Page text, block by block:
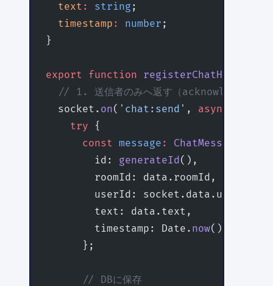
  text
: string ;
  timestamp
: number ;
}
export function registerChatHandlers
// 1. 送信者のみへ返す（
  socket.
on( 'chat:send' , async
    try
{
      const
message : ChatMessage
        id:
generateId(),
        roomId: data.roomId,
        userId: socket.data.userId,
        text: data.text,
        timestamp: Date.
now(),
      };
      // DBに保存